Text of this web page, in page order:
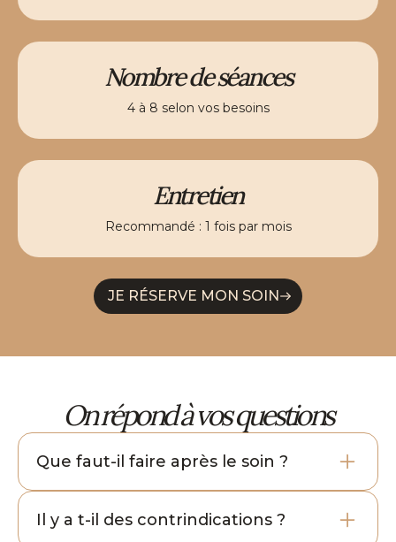
Nombre de séances
4 à 8 selon vos besoins
Entretien
Recommandé : 1 fois par mois
JE RÉSERVE MON SOIN
On répond à vos questions
Que faut-il faire après le soin ?
prolonger les effets et garder cette bonne mine,
Il y a t-il des contrindications ?